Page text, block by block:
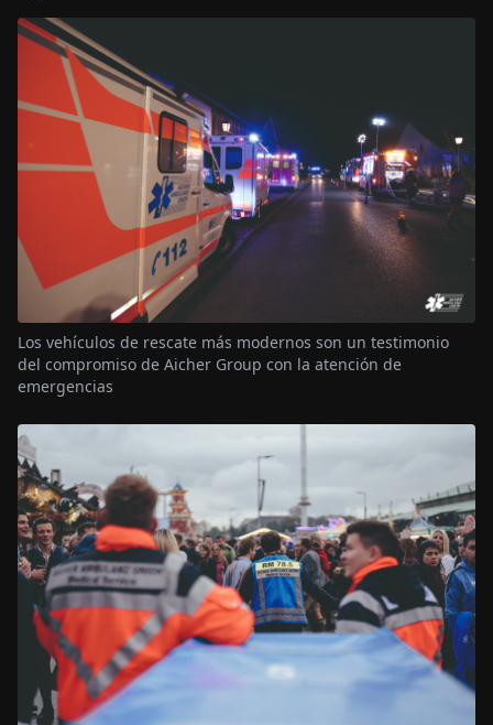
Los vehículos de rescate más modernos son un testimonio
del compromiso de Aicher Group con la atención de
emergencias